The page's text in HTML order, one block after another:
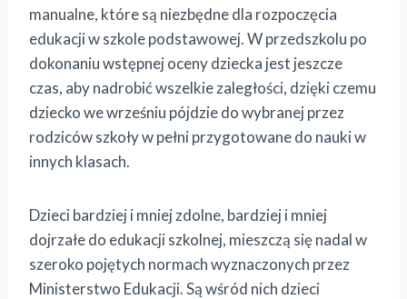
manualne, które są niezbędne dla rozpoczęcia
edukacji w szkole podstawowej. W przedszkolu po
dokonaniu wstępnej oceny dziecka jest jeszcze
czas, aby nadrobić wszelkie zaległości, dzięki czemu
dziecko we wrześniu pójdzie do wybranej przez
rodziców szkoły w pełni przygotowane do nauki w
innych klasach.
Dzieci bardziej i mniej zdolne, bardziej i mniej
dojrzałe do edukacji szkolnej, mieszczą się nadal w
szeroko pojętych normach wyznaczonych przez
Ministerstwo Edukacji. Są wśród nich dzieci